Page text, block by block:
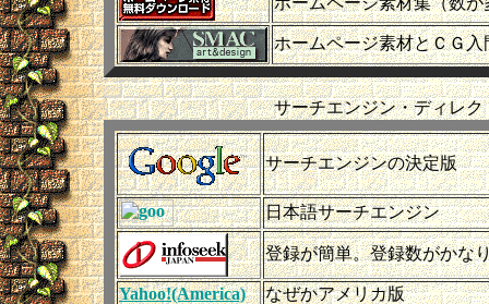
ホームページ素材とＣＧ入
サーチエンジン・ディレク
サーチエンジンの決定版
日本語サーチエンジン
登録が簡単。登録数がかな
Yahoo!(America)
なぜかアメリカ版